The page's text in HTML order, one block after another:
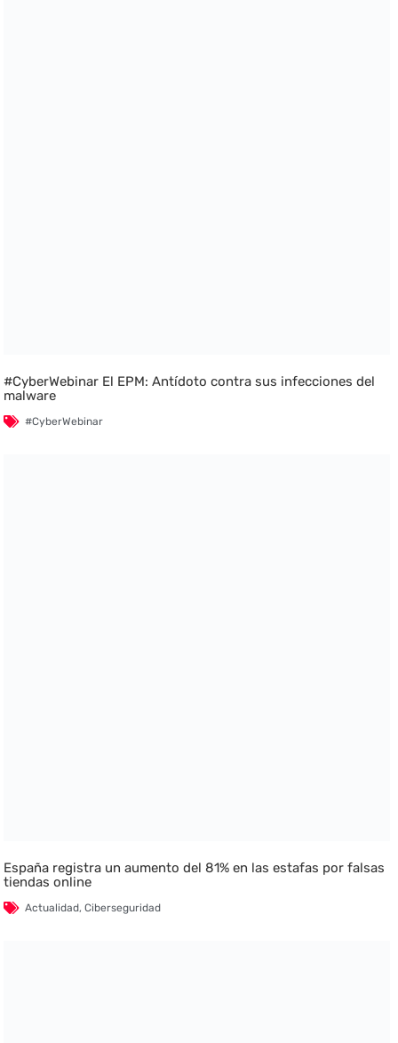
#CyberWebinar El EPM: Antídoto contra sus infecciones del
malware
#CyberWebinar
España registra un aumento del 81% en las estafas por falsas
tiendas online
Actualidad,Ciberseguridad